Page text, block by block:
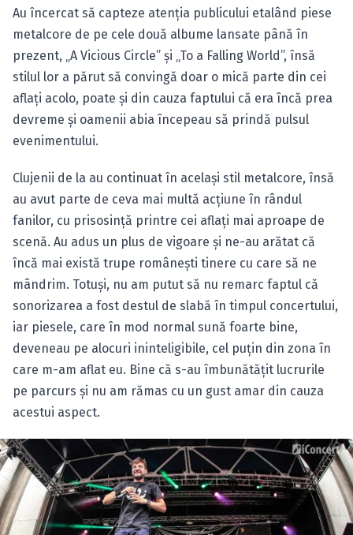
Au încercat să capteze atenţia publicului etalând piese
metalcore de pe cele două albume lansate până în
prezent, „A Vicious Circle” şi „To a Falling World”, însă
stilul lor a părut să convingă doar o mică parte din cei
aflaţi acolo, poate şi din cauza faptului că era încă prea
devreme şi oamenii abia începeau să prindă pulsul
evenimentului.
Clujenii de la au continuat în acelaşi stil metalcore, însă
au avut parte de ceva mai multă acţiune în rândul
fanilor, cu prisosinţă printre cei aflaţi mai aproape de
scenă. Au adus un plus de vigoare şi ne-au arătat că
încă mai există trupe româneşti tinere cu care să ne
mândrim. Totuşi, nu am putut să nu remarc faptul că
sonorizarea a fost destul de slabă în timpul concertului,
iar piesele, care în mod normal sună foarte bine,
deveneau pe alocuri ininteligibile, cel puţin din zona în
care m-am aflat eu. Bine că s-au îmbunătăţit lucrurile
pe parcurs şi nu am rămas cu un gust amar din cauza
acestui aspect.